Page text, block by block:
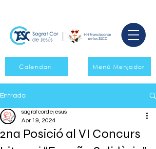
Calendari Menú Menjador
Entrada
2na Posició al VI Concurs
sagratcordejesus
Apr 19, 2024